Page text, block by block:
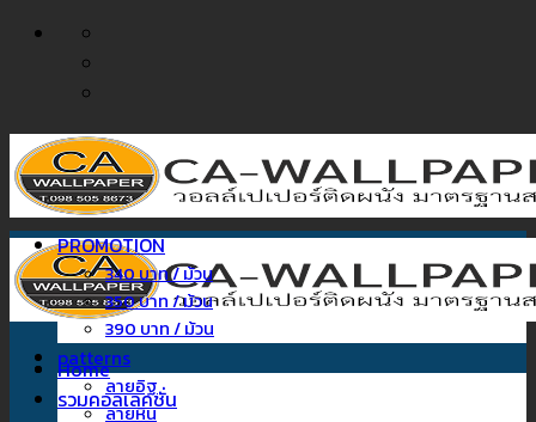
ข้าม
Home
รวมคอลเลคชั่น
PROMOTION
340 บาท / ม้วน
350 บาท / ม้วน
390 บาท / ม้วน
patterns
ลายอิฐ
ลายหิน